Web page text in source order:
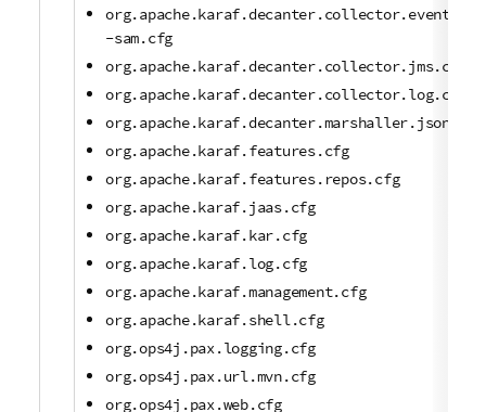
-sam.cfg
org.apache.karaf.decanter.collector.jms.cfg
org.apache.karaf.decanter.collector.log.cfg
org.apache.karaf.decanter.marshaller.json.cfg
org.apache.karaf.features.cfg
org.apache.karaf.features.repos.cfg
org.apache.karaf.jaas.cfg
org.apache.karaf.kar.cfg
org.apache.karaf.log.cfg
org.apache.karaf.management.cfg
org.apache.karaf.shell.cfg
org.ops4j.pax.logging.cfg
org.ops4j.pax.url.mvn.cfg
org.ops4j.pax.web.cfg